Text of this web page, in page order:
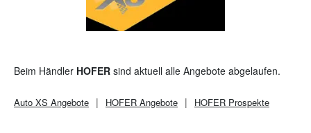
Beim Händler HOFER sind aktuell alle Angebote abgelaufen.
Auto XS Angebote HOFER Angebote HOFER Prospekte